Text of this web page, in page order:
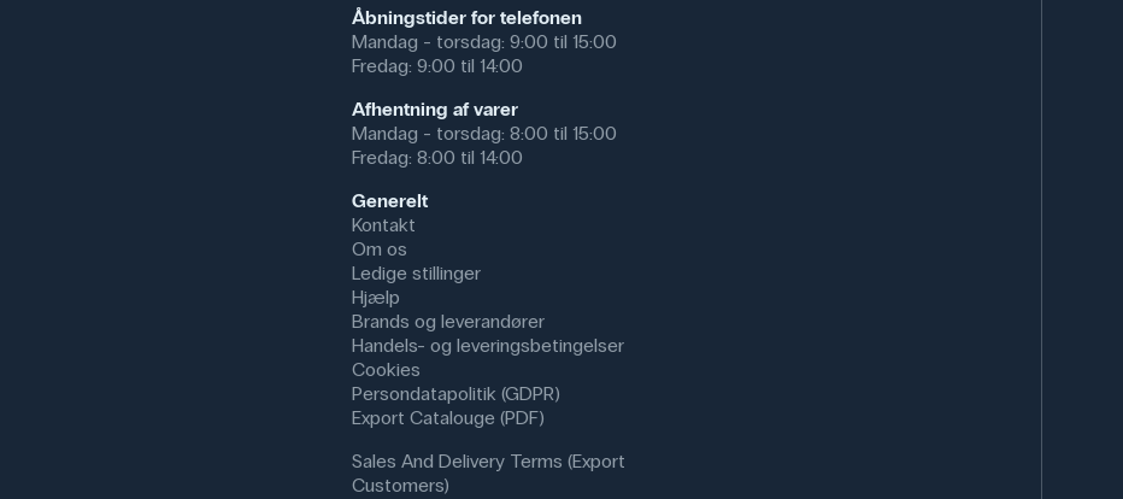
Specifikationer
Størrelse USR: S
Materiale: Polyester, Bomuld
Åbningstider for telefonen
Mandag - torsdag: 9:00 til 15:00
Fredag: 9:00 til 14:00
Afhentning af varer
Mandag - torsdag: 8:00 til 15:00
Fredag: 8:00 til 14:00
Generelt
Kontakt
Om os
Ledige stillinger
Hjælp
Brands og leverandører
Handels- og leveringsbetingelser
Cookies
Persondatapolitik (GDPR)
Export Catalouge (PDF)
Sales And Delivery Terms (Export
Customers)